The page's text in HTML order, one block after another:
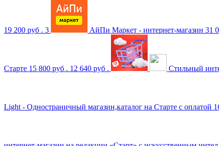
19 200 руб . 3 АйПи Маркет - интернет-магазин 31
Старте 15 800 руб . 12 640 руб . Стильный
Light - Одностраничный магазин,каталог на Старте с оплатой